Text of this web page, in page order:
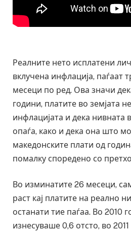
Реалните нето исплатени
вклучена инфлација, паѓаат
месеци по ред. Ова значи
години, платите во земјата
инфлацијата и дека нивната
опаѓа, како и дека она што
македонските плати од
помалку споредено со
Во изминатите 26 месеци,
раст кај платите на реално
останати тие паѓаа. Во 2010
изнесуваше 0,6 отсто, во